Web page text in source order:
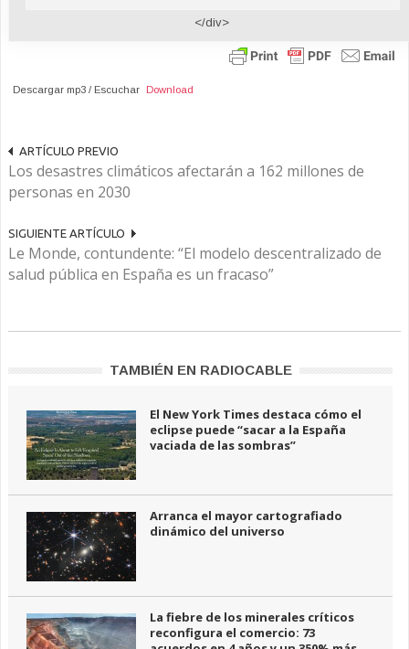
</div>
Descargar mp3 / Escuchar Download
ARTÍCULO PREVIO
Los desastres climáticos afectarán a 162 millones de
personas en 2030
SIGUIENTE ARTÍCULO
Le Monde, contundente: “El modelo descentralizado de
salud pública en España es un fracaso”
TAMBIÉN EN RADIOCABLE
El New York Times destaca cómo el
eclipse puede “sacar a la España
vaciada de las sombras”
Arranca el mayor cartografiado
dinámico del universo
La fiebre de los minerales críticos
reconfigura el comercio: 73